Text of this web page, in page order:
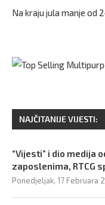
Na kraju jula manje od
NAJČITANIJE VIJESTI:
“Vijesti” i dio medija
zaposlenima, RTCG
Ponedjeljak, 17 Februara